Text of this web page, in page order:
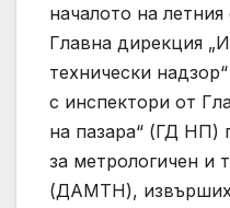
началото на
Главна дирекция
технически
с инспектори от
на пазара“ (ГД НП)
за метрологичен и
(ДАМТН),